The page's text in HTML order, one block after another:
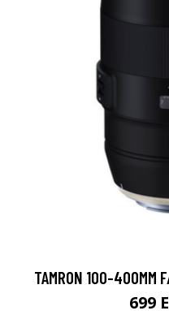
TAMRON 100-400MM
699